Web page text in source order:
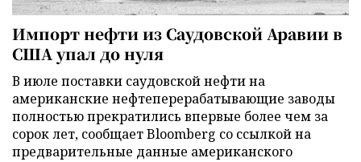
Импорт нефти из Саудовской Аравии в
США упал до нуля
В июле поставки саудовской нефти на
американские нефтеперерабатывающие заводы
полностью прекратились впервые более чем за
сорок лет, сообщает Bloomberg со ссылкой на
предварительные данные американского